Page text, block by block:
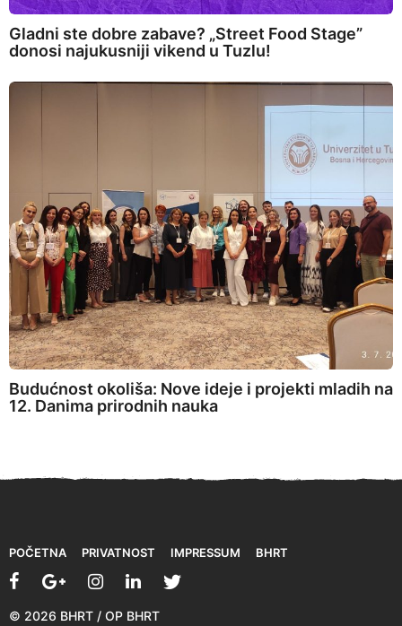
Gladni ste dobre zabave? „Street Food Stage”
donosi najukusniji vikend u Tuzlu!
Budućnost okoliša: Nove ideje i projekti mladih na
12. Danima prirodnih nauka
POČETNA PRIVATNOST IMPRESSUM BHRT
© 2026 BHRT / OP BHRT